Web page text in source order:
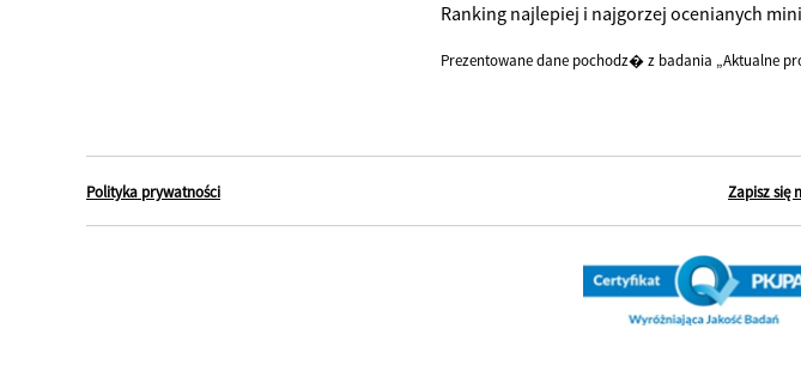
Ranking najlepiej i najgorzej ocenianych
Prezentowane dane pochodz� z badania „Aktualne
Polityka prywatności Zapisz się